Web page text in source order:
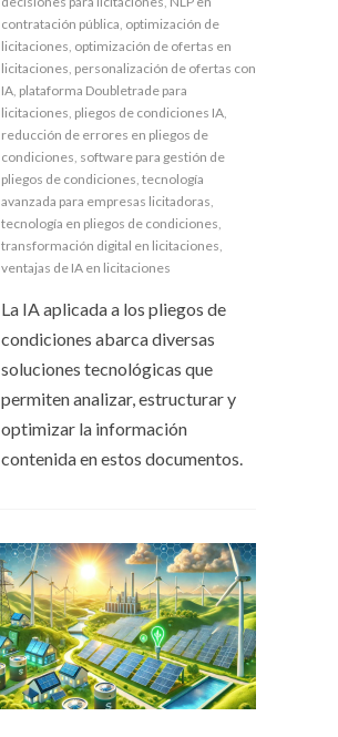
contratación pública, optimización de
licitaciones, optimización de ofertas en
licitaciones, personalización de ofertas con
IA, plataforma Doubletrade para
licitaciones, pliegos de condiciones IA,
reducción de errores en pliegos de
condiciones, software para gestión de
pliegos de condiciones, tecnología
avanzada para empresas licitadoras,
tecnología en pliegos de condiciones,
transformación digital en licitaciones,
ventajas de IA en licitaciones
La IA aplicada a los pliegos de
condiciones abarca diversas
soluciones tecnológicas que
permiten analizar, estructurar y
optimizar la información
contenida en estos documentos.